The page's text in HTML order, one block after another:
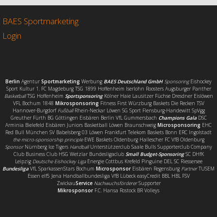
o
k
r
BAES Sportmarketing
Login
Berlin Agentur Sportmarketing Werbung BAES Deutschland GmbH SponsoringEishockey
Sport Kultur 1. FC Magdeburg TSG 1899 Hoffenheim Iserlohn Roosters Augsburger Panther
BasketballTSG Hoffenheim SportsponsoringKölner Haie Lausitzer Füchse Dresdner Eislöwen
VFL Bochum 1848 Mikrosponsoring Fitness First Würzburg Baskets Die Recken TSV
Hannover-Burgdorf FußballRhein-Neckar Löwen SG Sport Flensburg-Handewitt SpVgg
Greuther Fürth BG Göttingen Eisbären Berlin VfL Gummersbach Champions GalaDSC
Arminia Bielefeld Eisbären Juniors Basketball Löwen Braunschweig Microsponsoring EHC
Red Bull München SV Babelsberg 03 Löwen Frankfurt Telekom Baskets Bonn ERC Ingolstadt
the micro-sponsorship principleEWE Baskets Oldenburg Hallescher FC VfB Oldenburg
SponsorNürnberg Ice Tigers HandballUnterstützerclub Saale Bulls Supporterclub Company
Club Business Club HSG Wetzlar Bundesligaclub Small Budget-SponsoringSC DHfK
Leipzig Deutsche Eishockey LigaEnergie Cottbus Krefeld Pinguine DEL SC Riessersee
Bundesliga VfL SparkassenStars Bochum MicrosponsorEisbären Regensburg PartnerTUSEM
Essen elf5 Jena Handballbundesliga VfB Lübeck easyCredit BBL HBL FSV
ZwickauService NachwuchsfördererSupporter
MikrosponsorF.C. Hansa Rostock BR Volleys